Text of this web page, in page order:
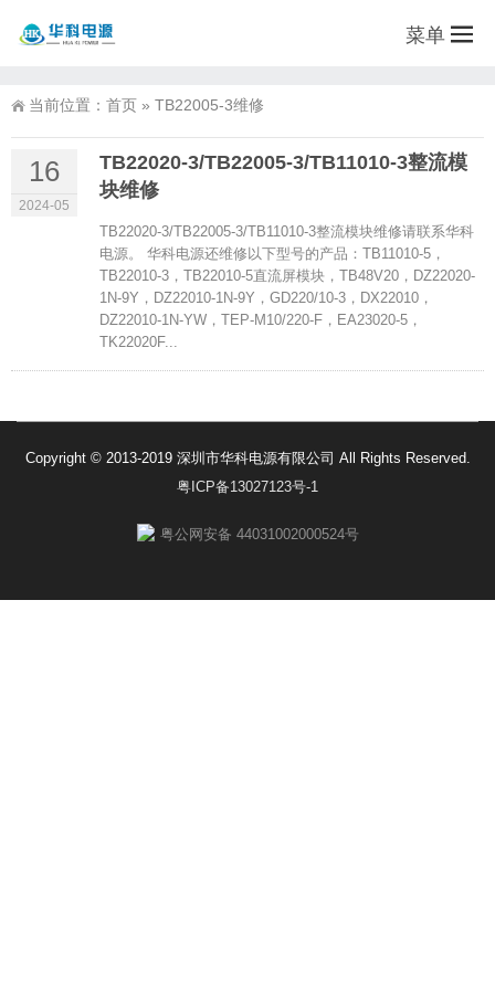
菜单
当前位置： 首页 » TB22005-3维修
16
2024-05
TB22020-3/TB22005-3/TB11010-3整流模
块维修
TB22020-3/TB22005-3/TB11010-3整流模块维修请联系华科
电源。 华科电源还维修以下型号的产品：TB11010-5，
TB22010-3，TB22010-5直流屏模块，TB48V20，DZ22020-
1N-9Y，DZ22010-1N-9Y，GD220/10-3，DX22010，
DZ22010-1N-YW，TEP-M10/220-F，EA23020-5，
TK22020F...
Copyright © 2013-2019 深圳市华科电源有限公司 All Rights Reserved.
粤ICP备13027123号-1
粤公网安备 44031002000524号